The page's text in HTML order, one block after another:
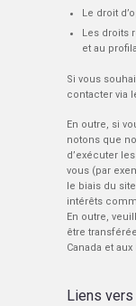
Le droit
Les droits
et au
Si vous
contacter via
En outre, si
notons que
d’exécuter
vous (par
le biais du
intérêts
En outre,
être
Canada et aux
Liens vers